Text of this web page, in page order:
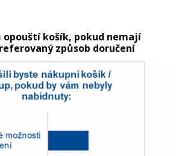
Díky flotile 71 vozů, kterou tvoří jak menší
vozy s hydraulickým ramenem, není
až před dveře v co nejkratší době. Služba je
a kolem Prahy nebo Brna za
opouští košík, pokud nemají
způsob doručení